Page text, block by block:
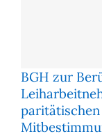
BGH zur